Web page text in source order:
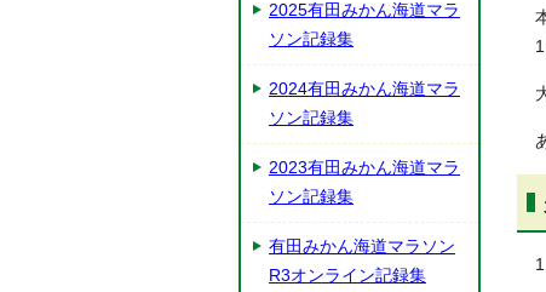
2025有田みかん海道マラ
ソン記録集
2024有田みかん海道マラ
ソン記録集
2023有田みかん海道マラ
ソン記録集
有田みかん海道マラソン
R3オンライン記録集